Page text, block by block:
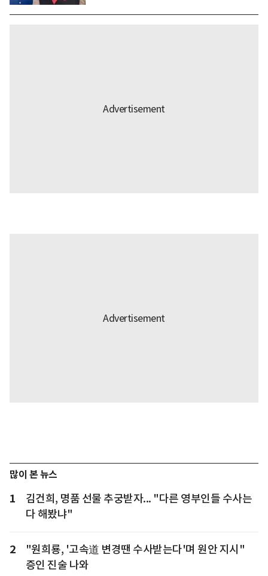
많이 본 뉴스
1
김건희, 명품 선물 추궁받자... "다른 영부인들 수사는
다 해봤냐"
2
"원희룡, '고속道 변경땐 수사받는다'며 원안 지시"
증인 진술 나와